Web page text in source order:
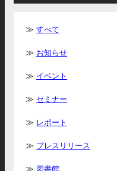
すべて
お知らせ
イベント
セミナー
レポート
プレスリリース
図書館